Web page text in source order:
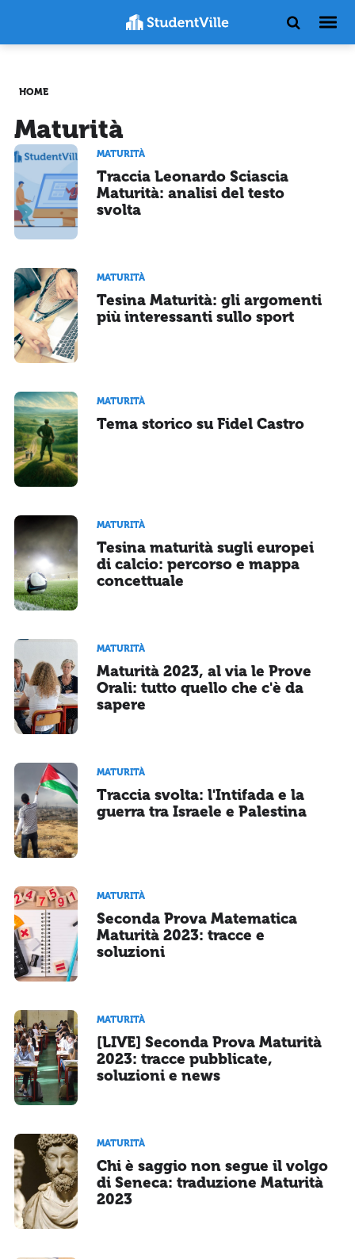
HOME
Maturità
MATURITÀ
Traccia Leonardo Sciascia
Maturità: analisi del testo
svolta
MATURITÀ
Tesina Maturità: gli argomenti
più interessanti sullo sport
MATURITÀ
Tema storico su Fidel Castro
MATURITÀ
Tesina maturità sugli europei
di calcio: percorso e mappa
concettuale
MATURITÀ
Maturità 2023, al via le Prove
Orali: tutto quello che c'è da
sapere
MATURITÀ
Traccia svolta: l'Intifada e la
guerra tra Israele e Palestina
MATURITÀ
Seconda Prova Matematica
Maturità 2023: tracce e
soluzioni
MATURITÀ
[LIVE] Seconda Prova Maturità
2023: tracce pubblicate,
soluzioni e news
MATURITÀ
Chi è saggio non segue il volgo
di Seneca: traduzione Maturità
2023